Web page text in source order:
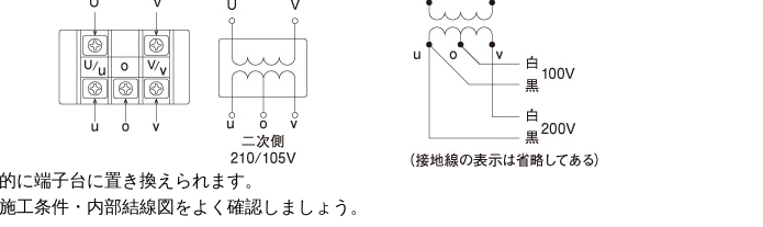
に端子台に置き換えられます。
工条件・内部結線図をよく確認しましょう。